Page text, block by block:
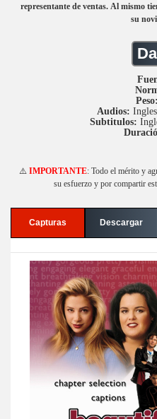
representante de ventas. Al mismo
su
Peso:
Audios:
Subtitulos:
⚠️ IMPORTANTE: Todo el mérito y
su esfuerzo y por compartir
Capturas Descargar